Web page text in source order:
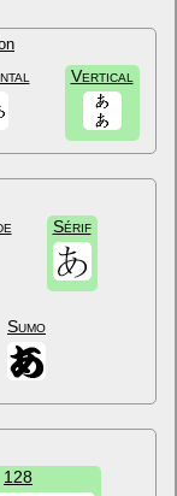
Vertical
Sérif
Sumo
128